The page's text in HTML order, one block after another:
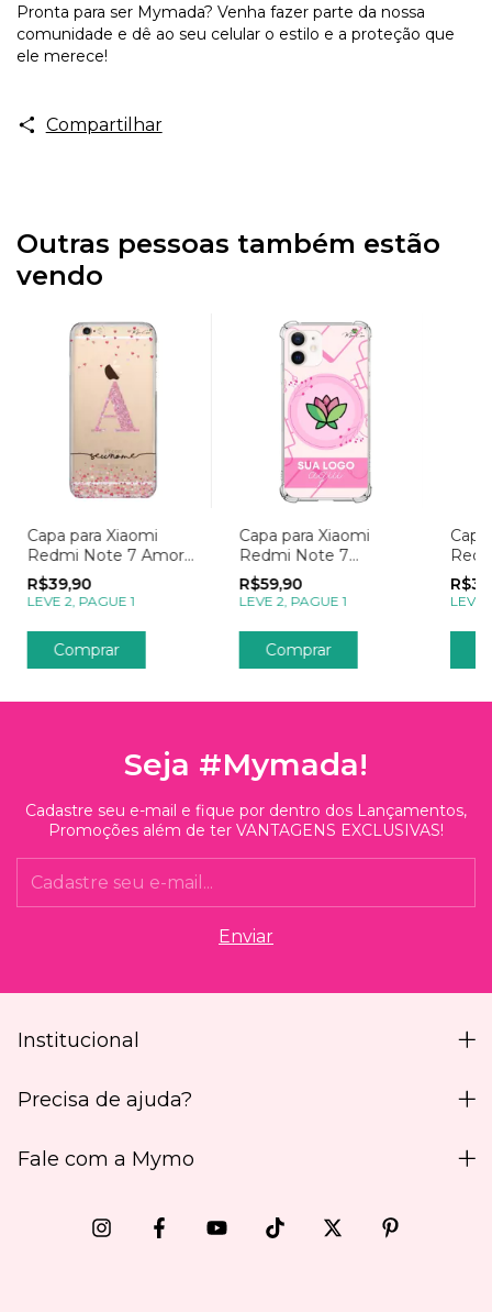
Pronta para ser Mymada? Venha fazer parte da nossa
comunidade e dê ao seu celular o estilo e a proteção que
ele merece!
Compartilhar
Outras pessoas também estão
vendo
Capa para Xiaomi
Redmi Note 7 Amor
Chuva de Corações
com Inicial
Transparente
R$39,90
LEVE 2, PAGUE 1
Comprar
Capa para Xiaomi
Redmi Note 7
Empresas Sua Logo
R$59,90
LEVE 2, PAGUE 1
Comprar
LEVE
Seja #Mymada!
Cadastre seu e-mail e fique por dentro dos Lançamentos,
Promoções além de ter VANTAGENS EXCLUSIVAS!
Institucional
Precisa de ajuda?
Fale com a Mymo